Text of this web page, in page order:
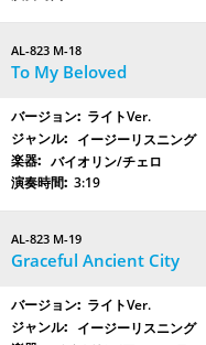
AL-823 M-18
To My Beloved
ライトVer.
イージーリスニング
バイオリン/チェロ
3:19
AL-823 M-19
Graceful Ancient City
ライトVer.
イージーリスニング